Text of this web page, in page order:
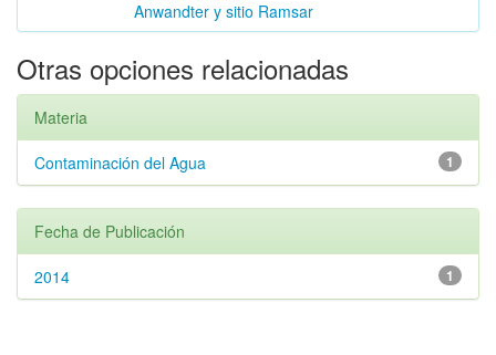
Anwandter y sitio Ramsar
Otras opciones relacionadas
Materia
1
Contaminación del Agua
Fecha de Publicación
1
2014